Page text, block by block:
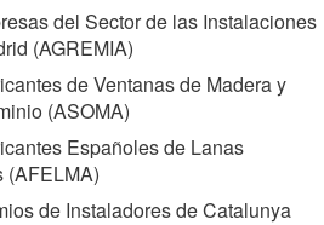
del Sector de las Instalaciones
(AGREMIA)
de Ventanas de Madera y
(ASOMA)
Españoles de Lanas
(AFELMA)
de Instaladores de Catalunya